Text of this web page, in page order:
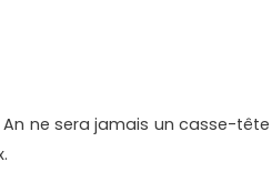
ne sera jamais un casse-tête